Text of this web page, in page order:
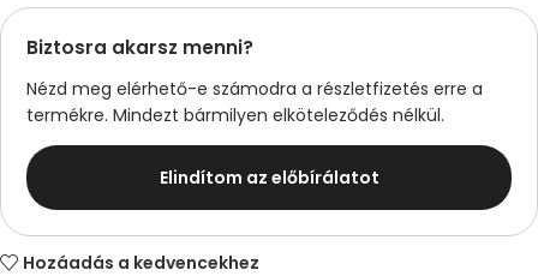
Biztosra akarsz menni?
Nézd meg elérhető-e számodra a részletfizetés erre a
termékre. Mindezt bármilyen elköteleződés nélkül.
Elindítom az előbírálatot
Hozáadás a kedvencekhez